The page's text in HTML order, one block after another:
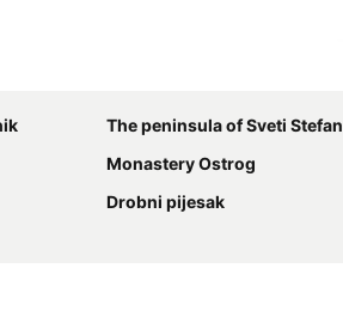
The peninsula of Sveti Stefan
Monastery Ostrog
Drobni pijesak